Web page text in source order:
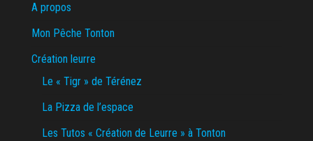
A propos
Mon Pêche Tonton
Création leurre
Le « Tigr » de Térénez
La Pizza de l’espace
Les Tutos « Création de Leurre » à Tonton